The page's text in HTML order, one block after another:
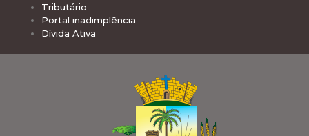
Tributário
Portal inadimplência
Dívida Ativa